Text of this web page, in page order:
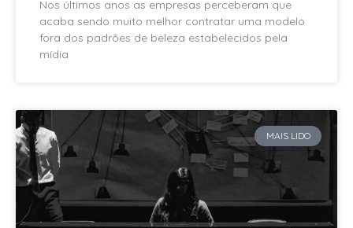
Nos últimos anos as empresas perceberam que
acaba sendo muito melhor contratar uma modelo
fora dos padrões de beleza estabelecidos pela
mídia
MAIS LIDO